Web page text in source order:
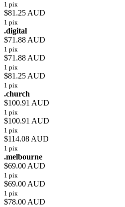
1 рік
$81.25 AUD
1 рік
.digital
$71.88 AUD
1 рік
$71.88 AUD
1 рік
$81.25 AUD
1 рік
.church
$100.91 AUD
1 рік
$100.91 AUD
1 рік
$114.08 AUD
1 рік
.melbourne
$69.00 AUD
1 рік
$69.00 AUD
1 рік
$78.00 AUD